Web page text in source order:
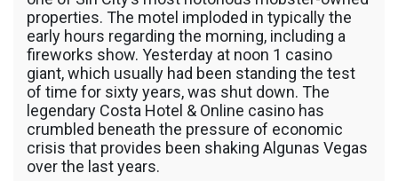
properties. The motel imploded in typically the
early hours regarding the morning, including a
fireworks show. Yesterday at noon 1 casino
giant, which usually had been standing the test
of time for sixty years, was shut down. The
legendary Costa Hotel & Online casino has
crumbled beneath the pressure of economic
crisis that provides been shaking Algunas Vegas
over the last years.